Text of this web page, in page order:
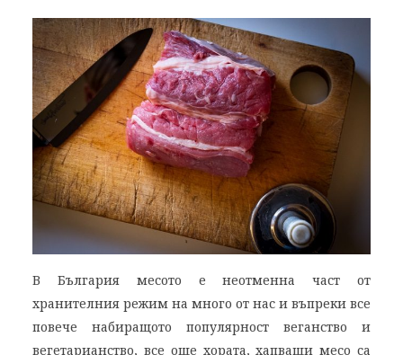
В България месото е неотменна част от
хранителния режим на много от нас и въпреки все
повече набиращото популярност веганство и
вегетарианство, все още хората, хапващи месо са